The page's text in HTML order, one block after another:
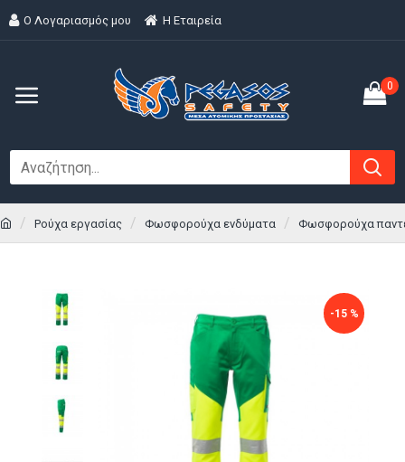
Ο Λογαριασμός μου H Εταιρεία
0
Ρούχα εργασίας Φωσφορούχα ενδύματα Φωσφορούχα
-15 %